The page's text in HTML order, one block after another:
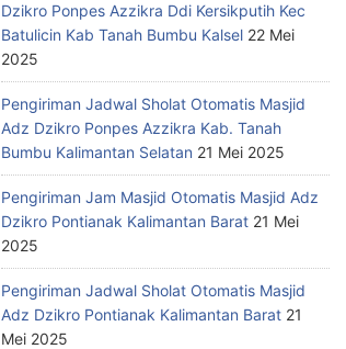
Dzikro Ponpes Azzikra Ddi Kersikputih Kec
Batulicin Kab Tanah Bumbu Kalsel 22 Mei
2025
Pengiriman Jadwal Sholat Otomatis Masjid
Adz Dzikro Ponpes Azzikra Kab. Tanah
Bumbu Kalimantan Selatan 21 Mei 2025
Pengiriman Jam Masjid Otomatis Masjid Adz
Dzikro Pontianak Kalimantan Barat 21 Mei
2025
Pengiriman Jadwal Sholat Otomatis Masjid
Adz Dzikro Pontianak Kalimantan Barat 21
Mei 2025